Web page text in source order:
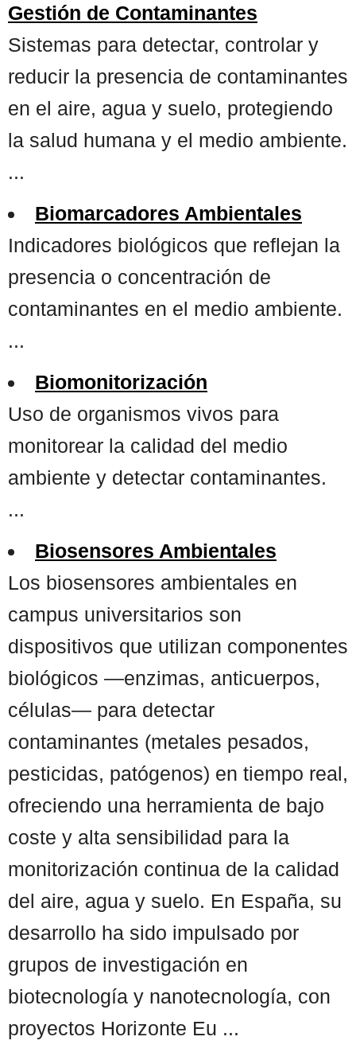
Gestión de Contaminantes
Sistemas para detectar, controlar y
reducir la presencia de contaminantes
en el aire, agua y suelo, protegiendo
la salud humana y el medio ambiente.
...
Biomarcadores Ambientales
Indicadores biológicos que reflejan la
presencia o concentración de
contaminantes en el medio ambiente.
...
Biomonitorización
Uso de organismos vivos para
monitorear la calidad del medio
ambiente y detectar contaminantes.
...
Biosensores Ambientales
Los biosensores ambientales en
campus universitarios son
dispositivos que utilizan componentes
biológicos —enzimas, anticuerpos,
células— para detectar
contaminantes (metales pesados,
pesticidas, patógenos) en tiempo real,
ofreciendo una herramienta de bajo
coste y alta sensibilidad para la
monitorización continua de la calidad
del aire, agua y suelo. En España, su
desarrollo ha sido impulsado por
grupos de investigación en
biotecnología y nanotecnología, con
proyectos Horizonte Eu ...